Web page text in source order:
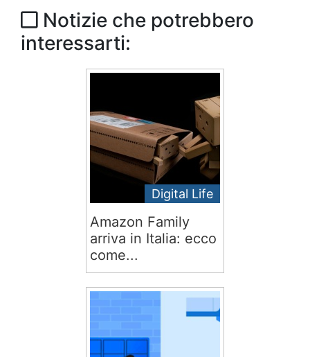
Notizie che potrebbero
interessarti:
Digital Life
Amazon Family
arriva in Italia: ecco
come...